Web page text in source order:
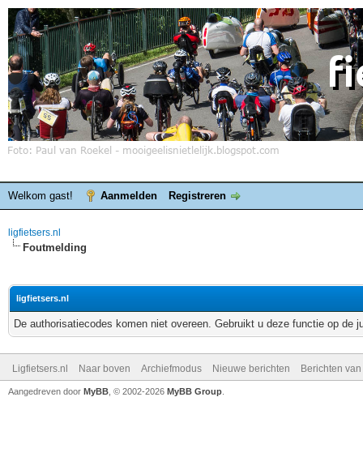
Welkom gast! Aanmelden Registreren
ligfietsers.nl
Foutmelding
ligfietsers.nl
De authorisatiecodes komen niet overeen. Gebruikt u deze functie op de
Ligfietsers.nl Naar boven Archiefmodus Nieuwe berichten Berichten
Aangedreven door MyBB , © 2002-2026 MyBB Group